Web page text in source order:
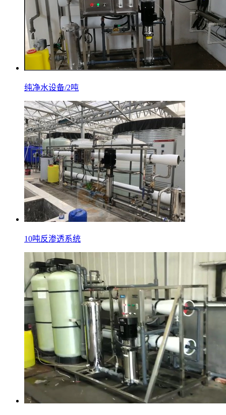
纯净水设备/2吨
10吨反渗透系统